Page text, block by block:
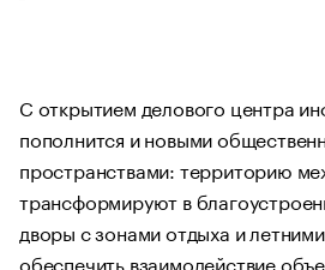
С открытием делового центра
пополнится и новыми
пространствами: территорию
трансформируют в
дворы с зонами отдыха и
обеспечить взаимодействие